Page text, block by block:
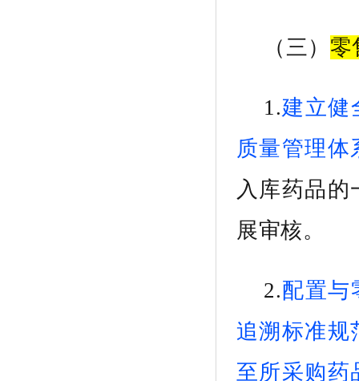
（ 三） 零
1.建立健
质量管理体
入库药品的
展审核。
2.配置与
追溯标准规
至所采购药